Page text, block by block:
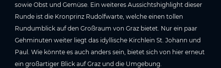
sowie Obst und Gemüse. Ein weiteres Aussichtshighlight dieser
Runde ist die Kronprinz Rudolfwarte, welche einen tollen
Rundumblick auf den Großraum von Graz bietet. Nur ein paar
Gehminuten weiter liegt das idyllische Kirchlein St. Johann und
Paul. Wie könnte es auch anders sein, bietet sich von hier erneut
ein großartiger Blick auf Graz und die Umgebung.